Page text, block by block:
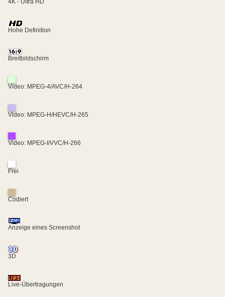
4K - Ultra HD
Hohe Definition
Breitbildschirm
Video: MPEG-4/AVC/H-264
Video: MPEG-H/HEVC/H-265
Video: MPEG-I/VVC/H-266
Frei
Codiert
Anzeige eines Screenshot
3D
Live-Übertragungen